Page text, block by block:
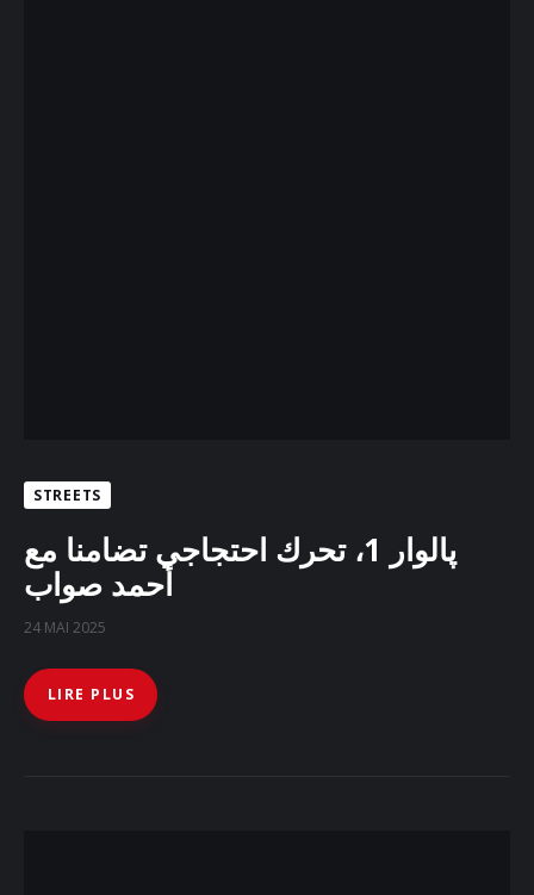
STREETS
پالوار 1، تحرك احتجاجي تضامنا مع
أحمد صواب
24 MAI 2025
LIRE PLUS